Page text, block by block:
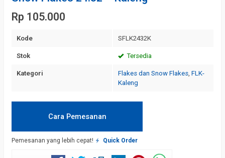
Rp 105.000
Kode SFLK2432K
Stok Tersedia
Kategori Flakes dan Snow Flakes, FLK-
Kaleng
Cara Pemesanan
Pemesanan yang lebih cepat! Quick Order